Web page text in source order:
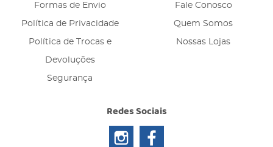
Formas de Envio
Política de Privacidade
Política de Trocas e
Devoluções
Segurança
Fale Conosco
Quem Somos
Nossas Lojas
Redes Sociais